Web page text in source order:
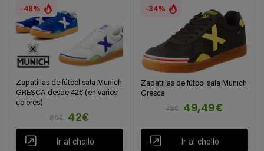
-48%
Zapatillas de fútbol sala Munich
GRESCA desde 42€ (en varios
colores)
80€
42€
Ir al chollo
-34%
Zapatillas de fútbol sala Munich
Gresca
75€
49,49€
Ir al chollo